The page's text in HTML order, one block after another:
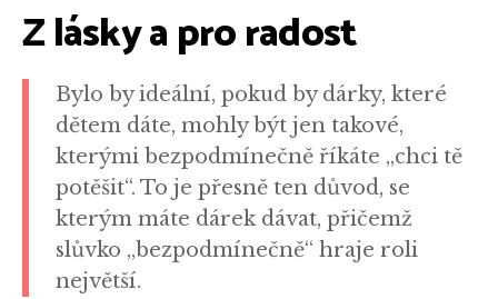
Z lásky a pro radost
Bylo by ideální, pokud by dárky, které
dětem dáte, mohly být jen takové,
kterými bezpodmínečně říkáte „chci tě
potěšit“. To je přesně ten důvod, se
kterým máte dárek dávat, přičemž
slůvko „bezpodmínečně“ hraje roli
největší.